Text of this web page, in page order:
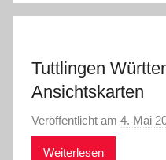
Tuttlingen
Ansichtskarten
Veröffentlicht am 4. Mai
Weiterlesen